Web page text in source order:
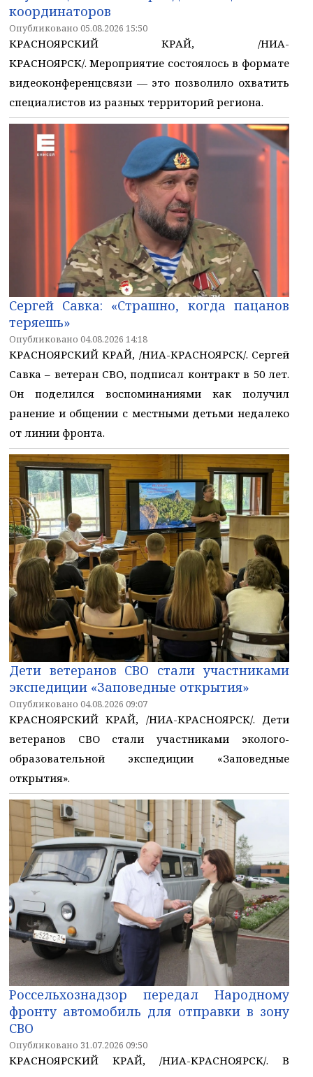
координаторов
Опубликовано 05.08.2026 15:50
КРАСНОЯРСКИЙ КРАЙ, /НИА-
КРАСНОЯРСК/. Мероприятие состоялось в формате
видеоконференцсвязи — это позволило охватить
специалистов из разных территорий региона.
Сергей Савка: «Страшно, когда пацанов
теряешь»
Опубликовано 04.08.2026 14:18
КРАСНОЯРСКИЙ КРАЙ, /НИА-КРАСНОЯРСК/. Сергей
Савка – ветеран СВО, подписал контракт в 50 лет.
Он поделился воспоминаниями как получил
ранение и общении с местными детьми недалеко
от линии фронта.
Дети ветеранов СВО стали участниками
экспедиции «Заповедные открытия»
Опубликовано 04.08.2026 09:07
КРАСНОЯРСКИЙ КРАЙ, /НИА-КРАСНОЯРСК/. Дети
ветеранов СВО стали участниками эколого-
образовательной экспедиции «Заповедные
открытия».
Россельхознадзор передал Народному
фронту автомобиль для отправки в зону
СВО
Опубликовано 31.07.2026 09:50
КРАСНОЯРСКИЙ КРАЙ, /НИА-КРАСНОЯРСК/. В